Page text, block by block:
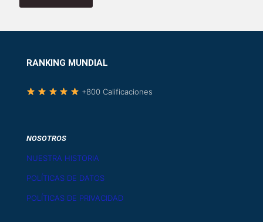
RANKING MUNDIAL
+800 Calificaciones
NOSOTROS
NUESTRA HISTORIA
POLÍTICAS DE DATOS
POLÍTICAS DE PRIVACIDAD